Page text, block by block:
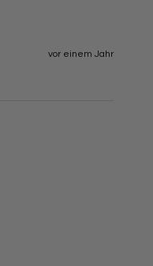
vor einem Jahr